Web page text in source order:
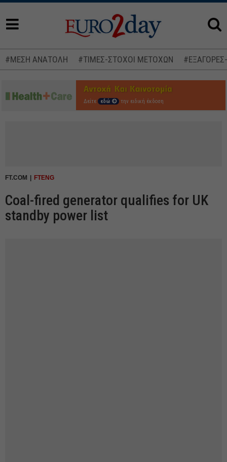
#ΜΕΣΗ ΑΝΑΤΟΛΗ #ΤΙΜΕΣ-ΣΤΟΧΟΙ ΜΕΤΟΧΩΝ
Δείτε εδώ την ειδική έκδοση
FT.COM FTENG
Coal-fired generator qualifies for UK
standby power list